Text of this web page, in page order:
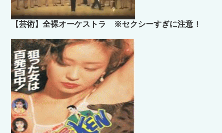
【芸術】全裸オーケストラ ※セクシーすぎに注意！